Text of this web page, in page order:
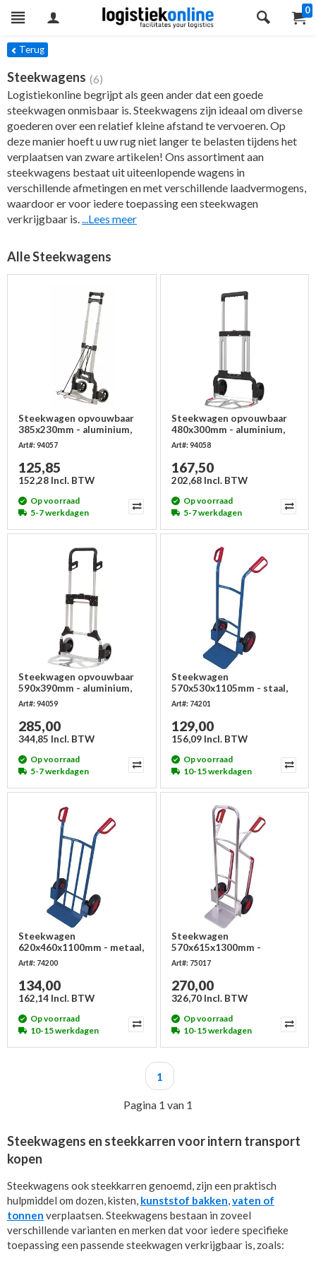
0
Terug
Steekwagens (6)
Logistiekonline begrijpt als geen ander dat een goede
steekwagen onmisbaar is. Steekwagens zijn ideaal om diverse
goederen over een relatief kleine afstand te vervoeren. Op
deze manier hoeft u uw rug niet langer te belasten tijdens het
verplaatsen van zware artikelen! Ons assortiment aan
steekwagens bestaat uit uiteenlopende wagens in
verschillende afmetingen en met verschillende laadvermogens,
waardoor er voor iedere toepassing een steekwagen
verkrijgbaar is....Lees meer
Alle Steekwagens
Steekwagen opvouwbaar
385x230mm - aluminium,
60kg
Art#: 94057
125,85
152,28 Incl. BTW
Op voorraad
5-7 werkdagen
Steekwagen opvouwbaar
480x300mm - aluminium,
125kg
Art#: 94058
167,50
202,68 Incl. BTW
Op voorraad
5-7 werkdagen
Steekwagen opvouwbaar
590x390mm - aluminium,
200kg
Art#: 94059
285,00
344,85 Incl. BTW
Op voorraad
5-7 werkdagen
Steekwagen
570x530x1105mm - staal,
steek 320x250mm
Art#: 74201
129,00
156,09 Incl. BTW
Op voorraad
10-15 werkdagen
Steekwagen
620x460x1100mm - metaal,
steek 400x150mm
Art#: 74200
134,00
162,14 Incl. BTW
Op voorraad
10-15 werkdagen
Steekwagen
570x615x1300mm -
aluminium, steek
320x250mm
Art#: 75017
270,00
326,70 Incl. BTW
Op voorraad
10-15 werkdagen
Pagina 1 van 1
1
Steekwagens en steekkarren voor intern transport
kopen
Steekwagens ook steekkarren genoemd, zijn een praktisch
hulpmiddel om dozen, kisten, kunststof bakken vaten of
tonnen verplaatsen. Steekwagens bestaan in zoveel
verschillende varianten en merken dat voor iedere specifieke
toepassing een passende steekwagen verkrijgbaar is, zoals: